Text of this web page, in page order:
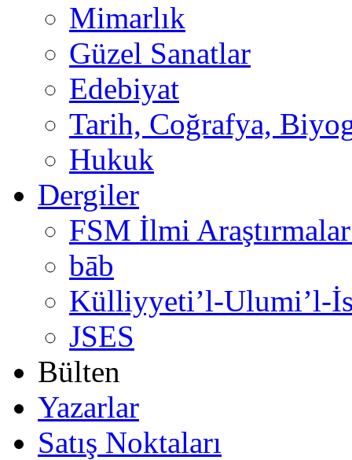
Mimarlık
Güzel Sanatlar
Edebiyat
Tarih, Coğrafya,
Hukuk
Dergiler
FSM İlmi
bāb
Külliyyeti’l-Ulumi’l-
JSES
Bülten
Yazarlar
Satış Noktaları